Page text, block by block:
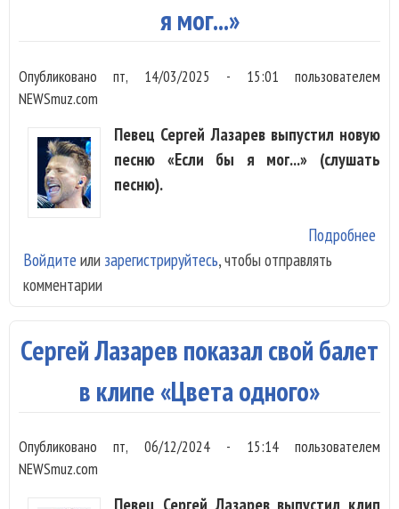
я мог...»
Опубликованопт, 14/03/2025 - 15:01 пользователем
NEWSmuz.com
Певец Сергей Лазарев выпустил новую
песню «Если бы я мог...» (слушать
песню).
Подробнее
Войдите или зарегистрируйтесь, чтобы отправлять
комментарии
Сергей Лазарев показал свой балет
в клипе «Цвета одного»
Опубликованопт, 06/12/2024 - 15:14пользователем
NEWSmuz.com
Певец Сергей Лазарев выпустил клип